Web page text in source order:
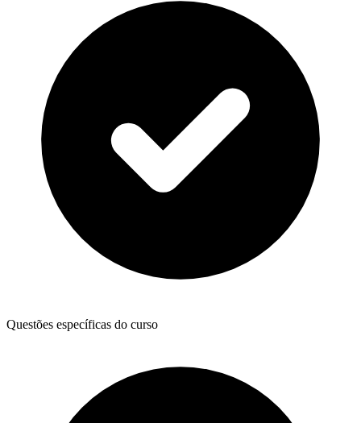
Questões específicas do curso